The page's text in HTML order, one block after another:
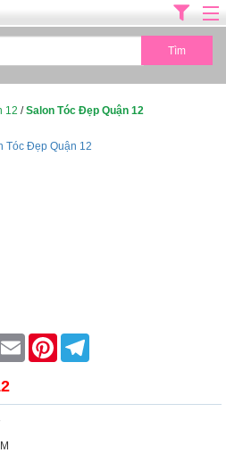
12 /Salon Tóc Đẹp Quận 12
Twitter Email Pinterest